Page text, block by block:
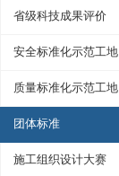
省级科技成果评价
安全标准化示范工地
质量标准化示范工地
团体标准
施工组织设计大赛